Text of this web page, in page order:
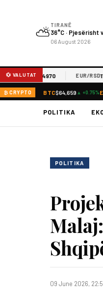
⛅TIRANË
36°C · Pjesërisht
06 August 2026
💱 VALUTAT
MKD61.4970 EUR/RSD
₿ CRYPTO BTC$64,659 ▲ +0.75%
POLITIKA
POLITIKA
09 June 2026,